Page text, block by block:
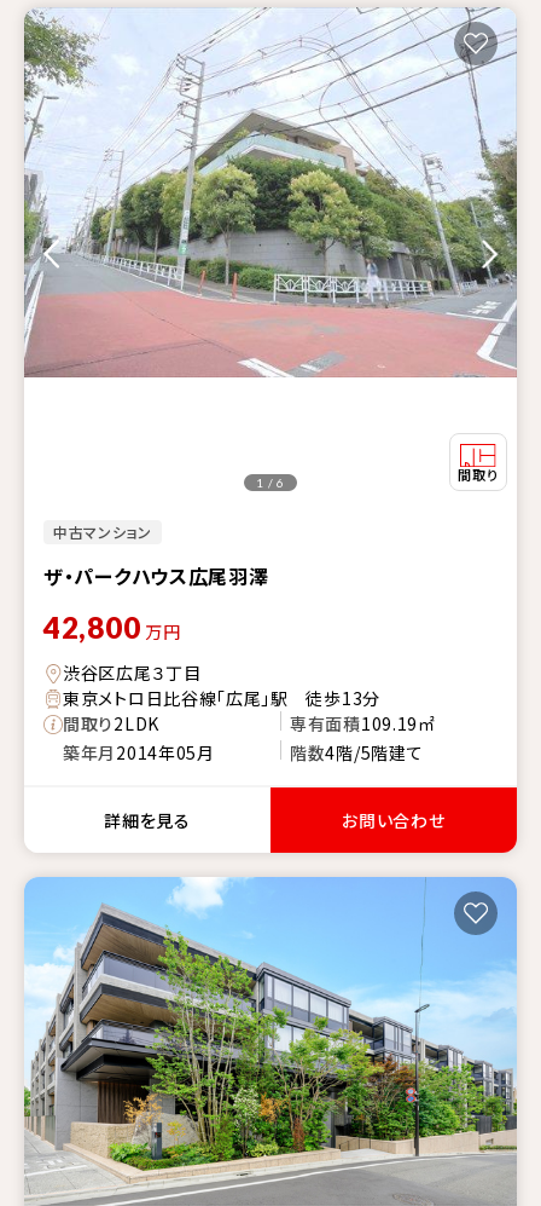
中古マンション
ザ・パークハウス広尾羽澤
1 / 6
42,800 万円
渋谷区広尾３丁目
東京メトロ日比谷線「広尾」駅 徒歩13分
間取り2LDK 専有面積109.19㎡
築年月 2014年05月 階数4階/5階建て
詳細を見る お問い合わせ